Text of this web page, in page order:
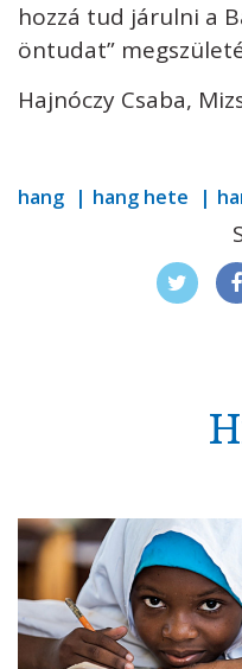
hozzá tud járulni a
öntudat”
Hajnóczy Csaba,
hang hang hete